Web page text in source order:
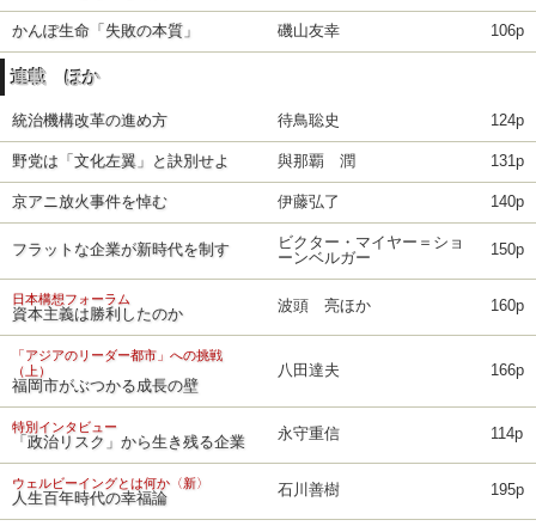
かんぽ生命「失敗の本質」 磯山友幸 106p
連載 ほか
統治機構改革の進め方 待鳥聡史 124p
野党は「文化左翼」と訣別せよ 與那覇 潤 131p
京アニ放火事件を悼む 伊藤弘了 140p
フラットな企業が新時代を制す
ビクター・マイヤー＝ショ
ーンベルガー
150p
日本構想フォーラム
資本主義は勝利したのか 波頭 亮ほか 160p
「アジアのリーダー都市」への挑戦
（上）
福岡市がぶつかる成長の壁
八田達夫 166p
特別インタビュー
「政治リスク」から生き残る企業 永守重信 114p
ウェルビーイングとは何か〈新〉
人生百年時代の幸福論 石川善樹 195p